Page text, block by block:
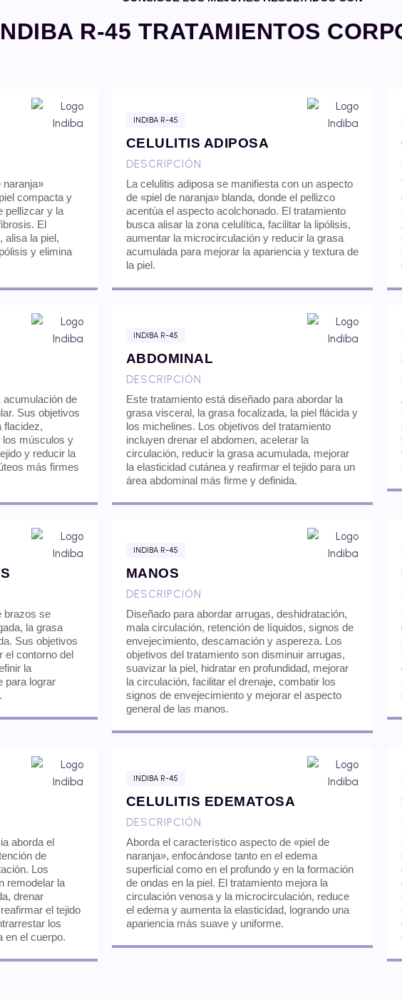
R-45 TRATAMIENTOS
naranja»
compacta y
pellizcar y la
El
alisa la piel,
y elimina
INDIBA R-45
CELULITIS ADIPOSA
DESCRIPCIÓN
La celulitis adiposa se manifiesta con un aspecto
de «piel de naranja» blanda, donde el pellizco
acentúa el aspecto acolchonado. El tratamiento
busca alisar la zona celulítica, facilitar la lipólisis,
aumentar la microcirculación y reducir la grasa
acumulada para mejorar la apariencia y textura de
la piel.
acumulación de
Sus objetivos
flacidez,
los músculos y
y reducir la
más firmes
INDIBA R-45
ABDOMINAL
DESCRIPCIÓN
Este tratamiento está diseñado para abordar la
grasa visceral, la grasa focalizada, la piel flácida y
los michelines. Los objetivos del tratamiento
incluyen drenar el abdomen, acelerar la
circulación, reducir la grasa acumulada, mejorar
la elasticidad cutánea y reafirmar el tejido para un
área abdominal más firme y definida.
brazos se
la grasa
Sus objetivos
el contorno del
la
para lograr
INDIBA R-45
MANOS
DESCRIPCIÓN
Diseñado para abordar arrugas, deshidratación,
mala circulación, retención de líquidos, signos de
envejecimiento, descamación y aspereza. Los
objetivos del tratamiento son disminuir arrugas,
suavizar la piel, hidratar en profundidad, mejorar
la circulación, facilitar el drenaje, combatir los
signos de envejecimiento y mejorar el aspecto
general de las manos.
aborda el
de
Los
remodelar la
drenar
el tejido
los
en el cuerpo.
INDIBA R-45
CELULITIS EDEMATOSA
DESCRIPCIÓN
Aborda el característico aspecto de «piel de
naranja», enfocándose tanto en el edema
superficial como en el profundo y en la formación
de ondas en la piel. El tratamiento mejora la
circulación venosa y la microcirculación, reduce
el edema y aumenta la elasticidad, logrando una
apariencia más suave y uniforme.